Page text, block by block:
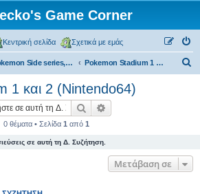
Game Corner
Κεντρική σελίδα Σχετικά με εμάς
Pokemon Side series, Spin-offs Pokemon Stadium 1 και 2 (Nintendo64)
1 και 2 (Nintendo64)
Αναζήτηση
0 θέματα • Σελίδα 1 από 1
σε αυτή τη Δ. Συζήτηση.
Μετάβαση σε